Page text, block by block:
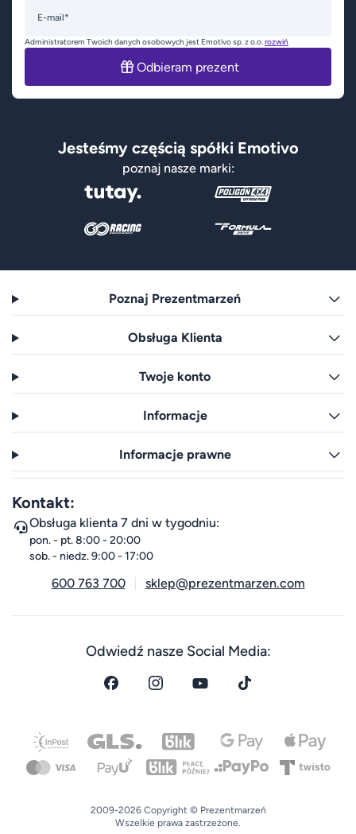
E-mail*
Administratorem Twoich danych osobowych jest Emotivo sp. z o.o.rozwiń
Odbieram prezent
Jesteśmy częścią spółki Emotivo
poznaj nasze marki:
Poznaj Prezentmarzeń
Obsługa Klienta
Twoje konto
Informacje
Informacje prawne
Kontakt:
Obsługa klienta 7 dni w tygodniu:
pon. - pt. 8:00 - 20:00
sob. - niedz. 9:00 - 17:00
600 763 700 sklep@prezentmarzen.com
Odwiedź nasze Social Media:
2009-2026 Copyright © Prezentmarzeń
Wszelkie prawa zastrzeżone.